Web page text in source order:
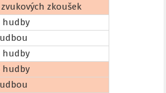
zkoušek
hudby
hudby
hudby